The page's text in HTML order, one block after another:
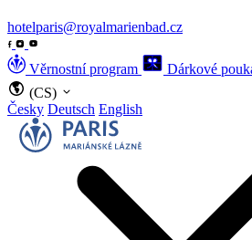
hotelparis@royalmarienbad.cz
Věrnostní program Dárkové
(CS)
Česky Deutsch English